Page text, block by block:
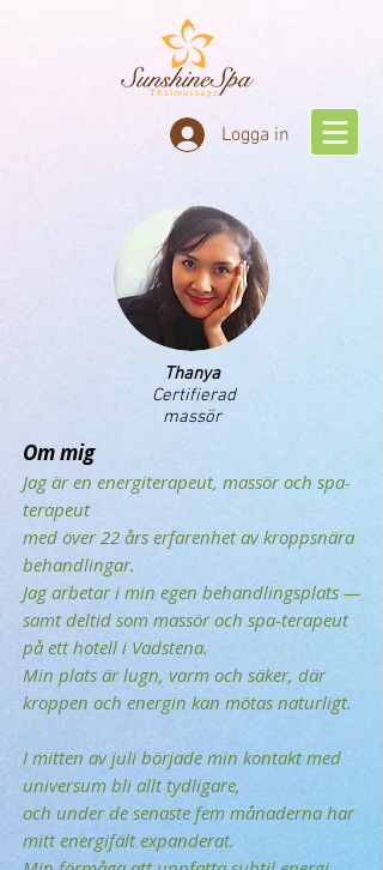
Logga in
Thanya
Certifierad
massör
Om mig
Jag är en energiterapeut, massör och spa-
terapeut
med över 22 års erfarenhet av kroppsnära
behandlingar.
Jag arbetar i min egen behandlingsplats —
samt deltid som massör och spa-terapeut
på ett hotell i Vadstena.
Min plats är lugn, varm och säker, där
kroppen och energin kan mötas naturligt.
I mitten av juli började min kontakt med
universum bli allt tydligare,
och under de senaste fem månaderna har
mitt energifält expanderat.